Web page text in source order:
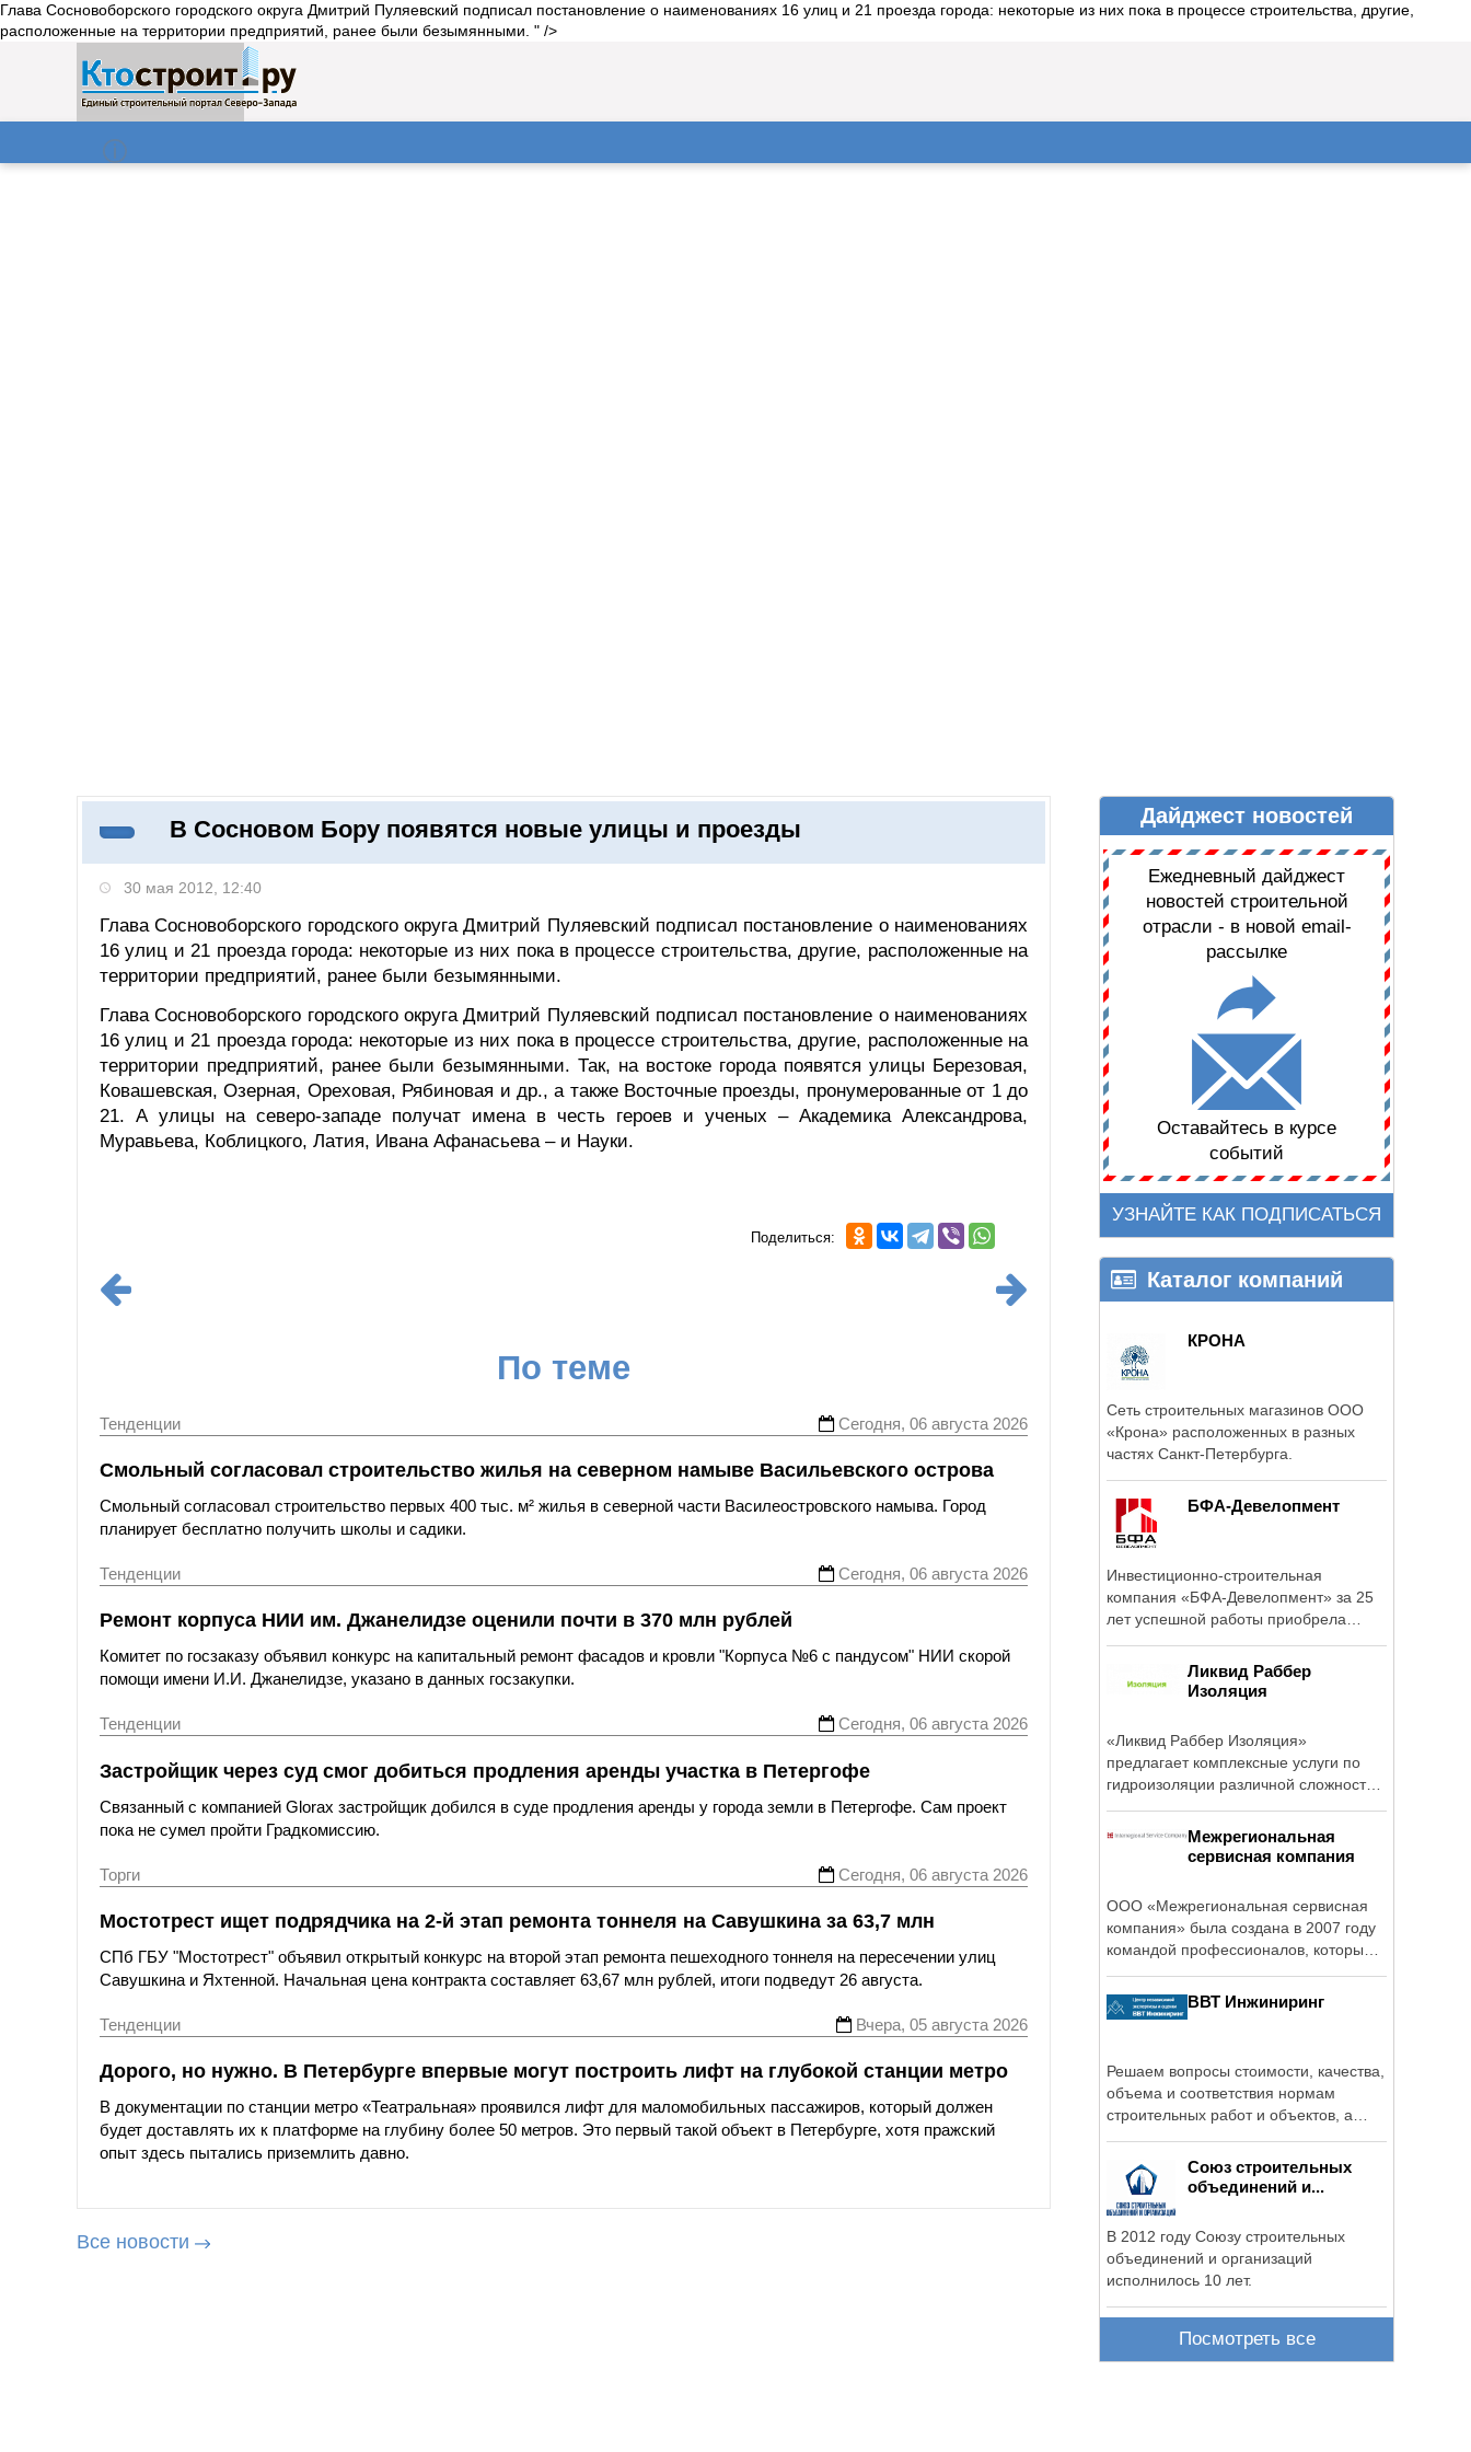
Глава Сосновоборского городского округа Дмитрий Пуляевский подписал постановление о наименованиях 16 улиц и 21 проезда города: некоторые из них пока в процессе строительства, другие,
расположенные на территории предприятий, ранее были безымянными. " />
Поиск
ДАЙДЖЕСТ НОВОСТЕЙ
В Сосновом Бору появятся новые улицы и проезды
30 мая 2012, 12:40
Глава Сосновоборского городского округа Дмитрий Пуляевский подписал постановление о наименованиях
16 улиц и 21 проезда города: некоторые из них пока в процессе строительства, другие, расположенные на
территории предприятий, ранее были безымянными.
Глава Сосновоборского городского округа Дмитрий Пуляевский подписал постановление о наименованиях
16 улиц и 21 проезда города: некоторые из них пока в процессе строительства, другие, расположенные на
территории предприятий, ранее были безымянными. Так, на востоке города появятся улицы Березовая,
Ковашевская, Озерная, Ореховая, Рябиновая и др., а также Восточные проезды, пронумерованные от 1 до
21. А улицы на северо-западе получат имена в честь героев и ученых – Академика Александрова,
Муравьева, Коблицкого, Латия, Ивана Афанасьева – и Науки.
Поделиться:
По теме
Тенденции Сегодня, 06 августа 2026
Смольный согласовал строительство жилья на северном намыве Васильевского острова
Смольный согласовал строительство первых 400 тыс. м² жилья в северной части Василеостровского намыва. Город
планирует бесплатно получить школы и садики.
Тенденции Сегодня, 06 августа 2026
Ремонт корпуса НИИ им. Джанелидзе оценили почти в 370 млн рублей
Комитет по госзаказу объявил конкурс на капитальный ремонт фасадов и кровли "Корпуса №6 с пандусом" НИИ скорой
помощи имени И.И. Джанелидзе, указано в данных госзакупки.
Тенденции Сегодня, 06 августа 2026
Застройщик через суд смог добиться продления аренды участка в Петергофе
Связанный с компанией Glorax застройщик добился в суде продления аренды у города земли в Петергофе. Сам проект
пока не сумел пройти Градкомиссию.
Торги Сегодня, 06 августа 2026
Мостотрест ищет подрядчика на 2-й этап ремонта тоннеля на Савушкина за 63,7 млн
СПб ГБУ "Мостотрест" объявил открытый конкурс на второй этап ремонта пешеходного тоннеля на пересечении улиц
Савушкина и Яхтенной. Начальная цена контракта составляет 63,67 млн рублей, итоги подведут 26 августа.
Тенденции Вчера, 05 августа 2026
Дорого, но нужно. В Петербурге впервые могут построить лифт на глубокой станции метро
В документации по станции метро «Театральная» проявился лифт для маломобильных пассажиров, который должен
будет доставлять их к платформе на глубину более 50 метров. Это первый такой объект в Петербурге, хотя пражский
опыт здесь пытались приземлить давно.
Все новости
Дайджест новостей
Ежедневный дайджест
новостей строительной
отрасли - в новой email-
рассылке
Оставайтесь в курсе
событий
УЗНАЙТЕ КАК ПОДПИСАТЬСЯ
Каталог компаний
КРОНА
Сеть строительных магазинов ООО
«Крона» расположенных в разных
частях Санкт-Петербурга.
БФА-Девелопмент
Инвестиционно-строительная
компания «БФА-Девелопмент» за 25
лет успешной работы приобрела
Ликвид Раббер
Изоляция
«Ликвид Раббер Изоляция»
предлагает комплексные услуги по
гидроизоляции различной сложности
Межрегиональная
сервисная компания
ООО «Межрегиональная сервисная
компания» была создана в 2007 году
командой профессионалов, которые
ВВТ Инжиниринг
Решаем вопросы стоимости, качества,
объема и соответствия нормам
строительных работ и объектов, а
Союз строительных
объединений и...
В 2012 году Союзу строительных
объединений и организаций
исполнилось 10 лет.
Посмотреть все